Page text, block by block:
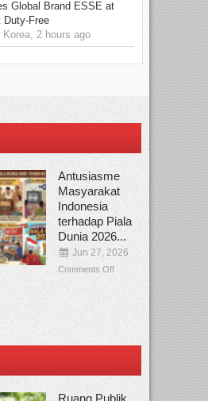
Global Brand ESSE at
Duty-Free
2 hours ago
Antusiasme
Masyarakat
Indonesia
terhadap Piala
Dunia 2026...
Jun 27, 2026
Comments Off
Ruang Publik